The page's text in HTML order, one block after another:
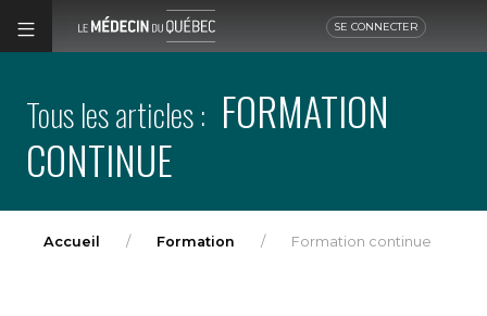
SE CONNECTER
Tous les articles : FORMATION
CONTINUE
Accueil Formation Formation continue